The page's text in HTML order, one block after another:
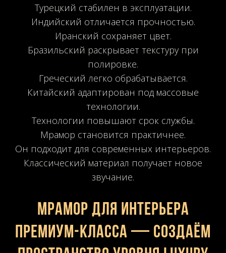
Турецкий стабилен в эксплуатации.
Индийский отличается прочностью.
Иранский сохраняет цвет.
Бразильский раскрывает текстуру при
полировке.
Греческий легко обрабатывается.
Китайский адаптирован под массовые
технологии.
Технологии повышают срок службы.
Мрамор становится практичнее.
Он подходит для современных интерьеров.
Классический материал получает новое
звучание.
Мрамор для интерьера
премиум-класса — создаём